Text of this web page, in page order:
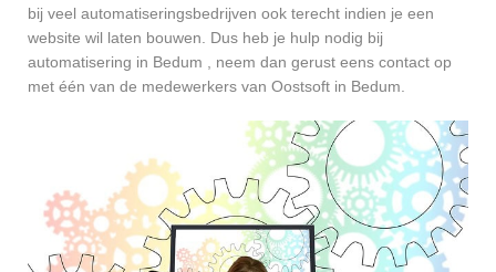
bij veel automatiseringsbedrijven ook terecht indien je een
website wil laten bouwen. Dus heb je hulp nodig bij
automatisering in Bedum , neem dan gerust eens contact op
met één van de medewerkers van Oostsoft in Bedum.